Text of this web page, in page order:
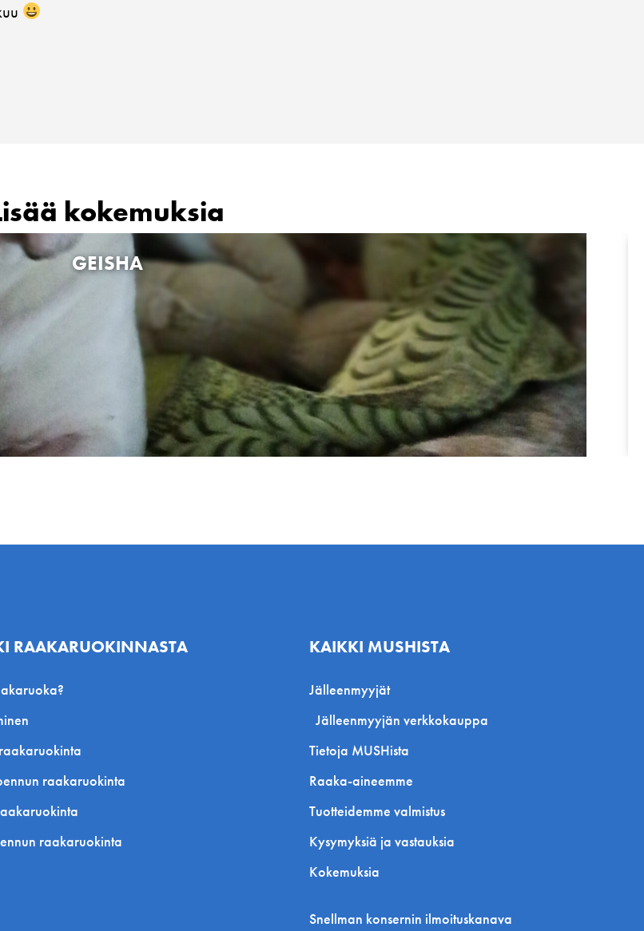
kokemuksia
GEISHA
RAAKARUOKINNASTA
raakaruokinta
raakaruokinta
KAIKKI MUSHISTA
Jälleenmyyjät
Jälleenmyyjän verkkokauppa
Tietoja MUSHista
Raaka-aineemme
Tuotteidemme valmistus
Kysymyksiä ja vastauksia
Kokemuksia
Snellman konsernin ilmoituskanava